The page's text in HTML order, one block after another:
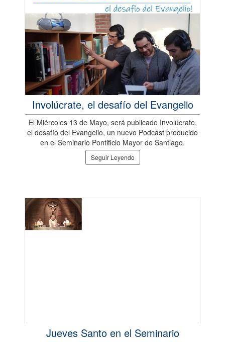
Involúcrate, el desafío del Evangelio
El Miércoles 13 de Mayo, será publicado Involúcrate,
el desafío del Evangelio, un nuevo Podcast producido
en el Seminario Pontificio Mayor de Santiago.
Seguir Leyendo
Jueves Santo en el Seminario